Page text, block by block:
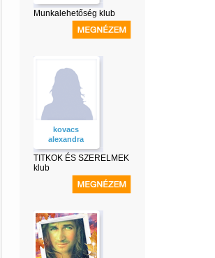
Munkalehetőség klub
kovacs
alexandra
TITKOK ÉS SZERELMEK
klub